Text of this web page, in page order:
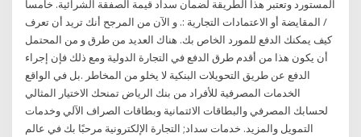
المستورد وتعتبر هذا الطريقة لضمان سداد قيمة الصفقة الشرائية. خامسا
/ المقايضة أو الاعتمادات التجارية :. و الآن من المرجح أنك تريد أن تعرف
كيف يمكنك الدفع للمورد الخاص بك. هناك العديد من طرق و من المحتمل
أن يكون هذا من أقدم طرق الدفع في التجارة الدولية ومع ذلك فإن إجراء
الدفع عن طريق التحويلات البنكية لا يخلو من المخاطر .بل في الواقع
الخدمات المصرفية للأفراد من بنك الرياض تمنحك الاختيار المثالي
لحسابك المصرفي والبطاقات الائتمانية وبطاقات الصراف الآلي وخدمات
التمويل والمزيد. خدمات سداد; التجارة الإلكترونية مرحبًا بك في عالم